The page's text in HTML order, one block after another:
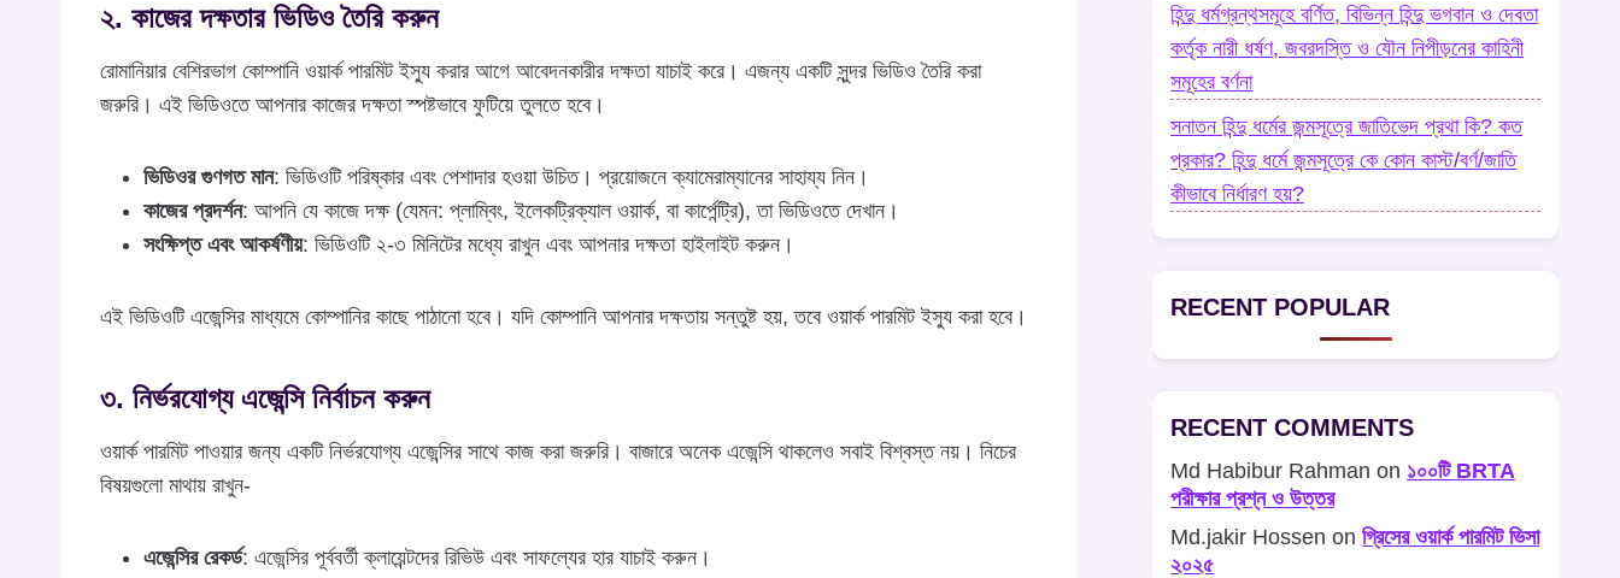
২. কাজের দক্ষতার ভিডিও তৈরি করুন
রোমানিয়ার বেশিরভাগ কোম্পানি ওয়ার্ক পারমিট ইস্যু করার আগে আবেদনকারীর দক্ষতা যাচাই করে। এজন্য একটি সুন্দর ভিডিও তৈরি করা
জরুরি। এই ভিডিওতে আপনার কাজের দক্ষতা স্পষ্টভাবে ফুটিয়ে তুলতে হবে।
ভিডিওর গুণগত মান: ভিডিওটি পরিষ্কার এবং পেশাদার হওয়া উচিত। প্রয়োজনে ক্যামেরাম্যানের সাহায্য নিন।
কাজের প্রদর্শন: আপনি যে কাজে দক্ষ (যেমন: প্লাম্বিং, ইলেকট্রিক্যাল ওয়ার্ক, বা কার্পেন্ট্রি), তা ভিডিওতে দেখান।
সংক্ষিপ্ত এবং আকর্ষণীয়: ভিডিওটি ২-৩ মিনিটের মধ্যে রাখুন এবং আপনার দক্ষতা হাইলাইট করুন।
এই ভিডিওটি এজেন্সির মাধ্যমে কোম্পানির কাছে পাঠানো হবে। যদি কোম্পানি আপনার দক্ষতায় সন্তুষ্ট হয়, তবে ওয়ার্ক পারমিট ইস্যু করা হবে।
৩. নির্ভরযোগ্য এজেন্সি নির্বাচন করুন
ওয়ার্ক পারমিট পাওয়ার জন্য একটি নির্ভরযোগ্য এজেন্সির সাথে কাজ করা জরুরি। বাজারে অনেক এজেন্সি থাকলেও সবাই বিশ্বস্ত নয়। নিচের
বিষয়গুলো মাথায় রাখুন-
এজেন্সির রেকর্ড: এজেন্সির পূর্ববর্তী ক্লায়েন্টদের রিভিউ এবং সাফল্যের হার যাচাই করুন।
হিন্দু ধর্মগ্রন্থসমূহে বর্ণিত, বিভিন্ন হিন্দু ভগবান ও দেবতা
কর্তৃক নারী ধর্ষণ, জবরদস্তি ও যৌন নিপীড়নের কাহিনী
সমূহের বর্ণনা
সনাতন হিন্দু ধর্মের জন্মসূত্রে জাতিভেদ প্রথা কি? কত
প্রকার? হিন্দু ধর্মে জন্মসূত্রে কে কোন কাস্ট/বর্ণ/জাতি
কীভাবে নির্ধারণ হয়?
RECENT POPULAR
RECENT COMMENTS
Md Habibur Rahman on ১০০টি BRTA
পরীক্ষার প্রশ্ন ও উত্তর
Md.jakir Hossen onগ্রিসের ওয়ার্ক পারমিট ভিসা
২০২৫